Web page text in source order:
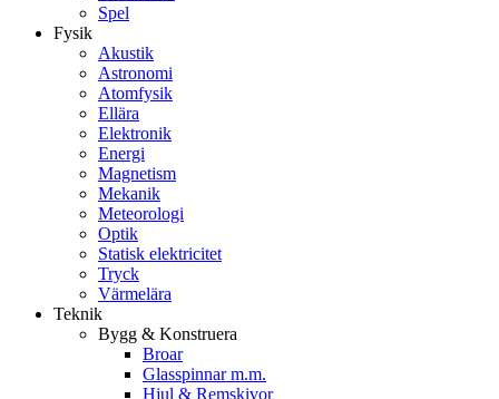
Spel
Fysik
Akustik
Astronomi
Atomfysik
Ellära
Elektronik
Energi
Magnetism
Mekanik
Meteorologi
Optik
Statisk elektricitet
Tryck
Värmelära
Teknik
Bygg & Konstruera
Broar
Glasspinnar m.m.
Hjul & Remskivor